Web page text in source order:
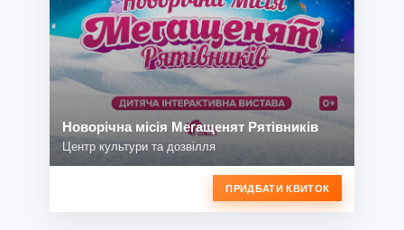
Новорічна місія Мегащенят Рятівників
Центр культури та дозвілля
ПРИДБАТИ КВИТОК